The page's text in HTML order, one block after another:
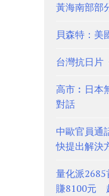
黃海南部部
貝森特：美
台灣抗日片
高市︰日本
對話
中歐官員通
快提出解決
量化派
賺8100元